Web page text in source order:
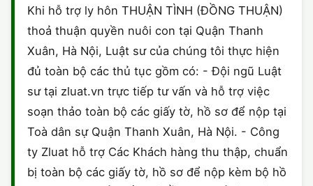
Khi hỗ trợ ly hôn THUẬN TÌNH (ĐỒNG THUẬN)
thoả thuận quyền nuôi con tại Quận Thanh
Xuân, Hà Nội, Luật sư của chúng tôi thực hiện
đủ toàn bộ các thủ tục gồm có: - Đội ngũ Luật
sư tại zluat.vn trực tiếp tư vấn và hỗ trợ việc
soạn thảo toàn bộ các giấy tờ, hồ sơ để nộp tại
Toà dân sự Quận Thanh Xuân, Hà Nội. - Công
ty Zluat hỗ trợ Các Khách hàng thu thập, chuẩn
bị toàn bộ các giấy tờ, hồ sơ để nộp kèm bộ hồ